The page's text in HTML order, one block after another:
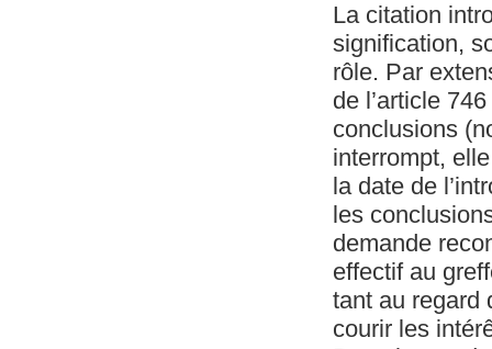
La citation
signification,
rôle. Par
de l’article
conclusions
interrompt,
la date de
les
demande
effectif au
tant au regard
courir les